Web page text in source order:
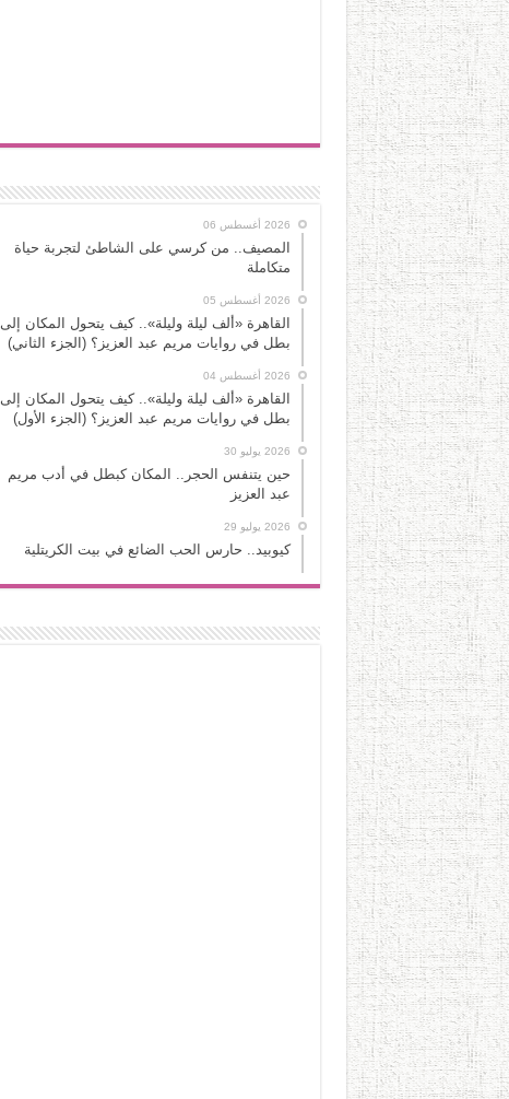
2026 أغسطس 06
المصيف.. من كرسي على الشاطئ لتجربة حياة
متكاملة
2026 أغسطس 05
القاهرة «ألف ليلة وليلة».. كيف يتحول المكان إلى
بطل في روايات مريم عبد العزيز؟ (الجزء الثاني)
2026 أغسطس 04
القاهرة «ألف ليلة وليلة».. كيف يتحول المكان إلى
بطل في روايات مريم عبد العزيز؟ (الجزء الأول)
2026 يوليو 30
حين يتنفس الحجر.. المكان كبطل في أدب مريم
عبد العزيز
2026 يوليو 29
كيوبيد.. حارس الحب الضائع في بيت الكريتلية